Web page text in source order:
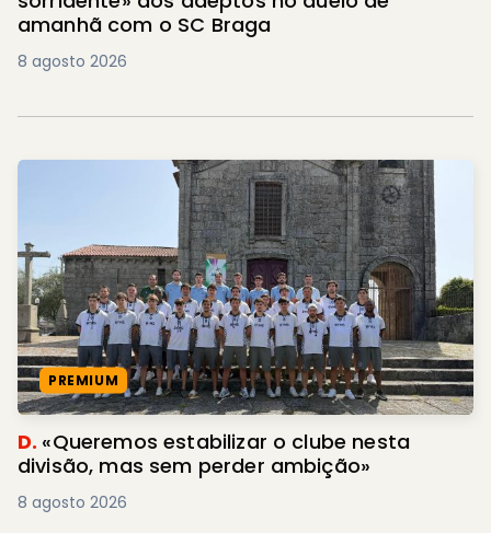
amanhã com o SC Braga
8 agosto 2026
PREMIUM
D. «Queremos estabilizar o clube nesta
divisão, mas sem perder ambição»
8 agosto 2026